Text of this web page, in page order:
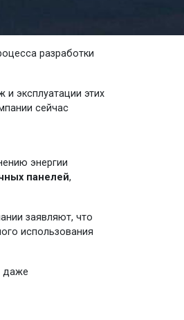
разработки
и эксплуатации этих
сейчас
энергии
панелей,
заявляют, что
использования
даже